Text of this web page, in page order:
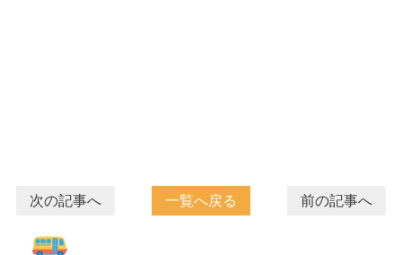
次の記事へ 一覧へ戻る 前の記事へ